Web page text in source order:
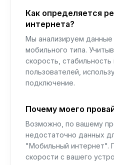
Как определяется
интернета?
Мы анализируем данные
мобильного типа.
скорость,
пользователей,
подключение.
Почему моего
Возможно, по вашему
недостаточно данных
"Мобильный интернет".
скорости с вашего